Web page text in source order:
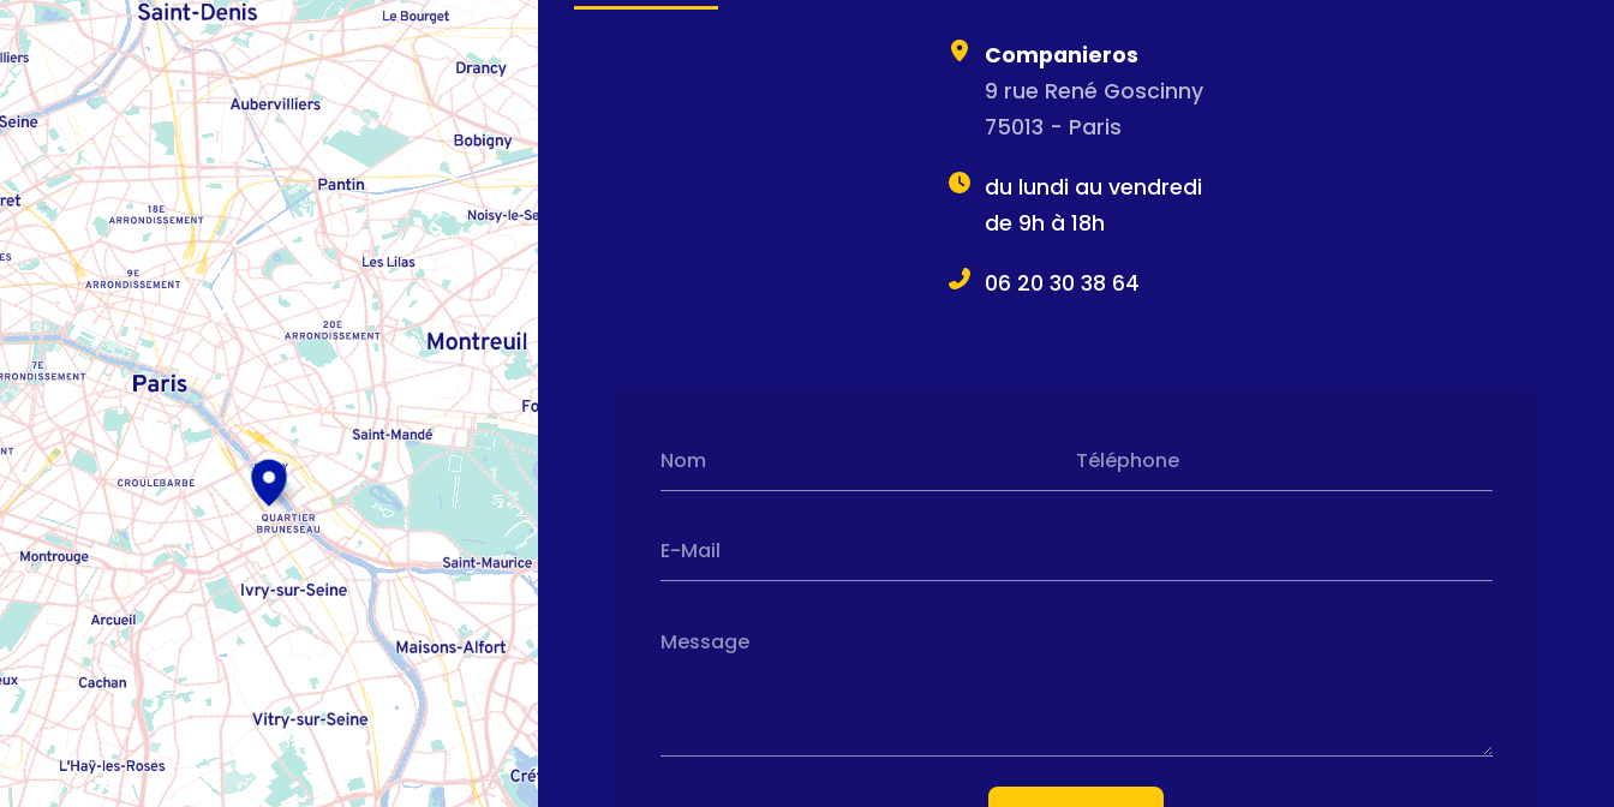
Nom Téléphone
E-Mail
Message
Companieros
9 rue René Goscinny
75013 - Paris
du lundi au vendredi
de 9h à 18h
06 20 30 38 64